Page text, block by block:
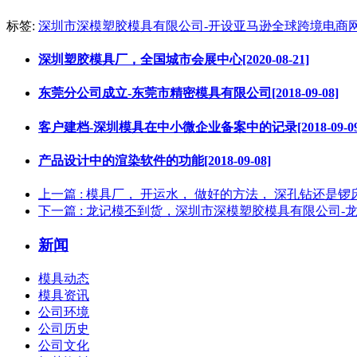
标签: 深圳市深模塑胶模具有限公司-开设亚马逊全球跨境电商
深圳塑胶模具厂，全国城市会展中心[2020-08-21]
东莞分公司成立-东莞市精密模具有限公司[2018-09-08]
客户建档-深圳模具在中小微企业备案中的记录[2018-09-
产品设计中的渲染软件的功能[2018-09-08]
上一篇 : 模具厂， 开运水， 做好的方法， 深孔钻还是锣
下一篇 : 龙记模丕到货，深圳市深模塑胶模具有限公司-
新闻
模具动态
模具资讯
公司环境
公司历史
公司文化